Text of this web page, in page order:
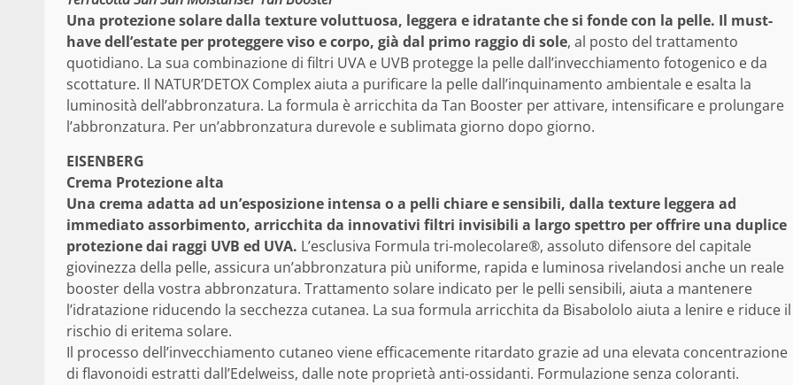
Una protezione solare dalla texture voluttuosa, leggera e idratante che si fonde con la pelle. Il must-
have dell’estate per proteggere viso e corpo, già dal primo raggio di sole, al posto del trattamento
quotidiano. La sua combinazione di filtri UVA e UVB protegge la pelle dall’invecchiamento fotogenico e da
scottature. Il NATUR’DETOX Complex aiuta a purificare la pelle dall’inquinamento ambientale e esalta la
luminosità dell’abbronzatura. La formula è arricchita da Tan Booster per attivare, intensificare e prolungare
l’abbronzatura. Per un’abbronzatura durevole e sublimata giorno dopo giorno.
EISENBERG
Crema Protezione alta
Una crema adatta ad un’esposizione intensa o a pelli chiare e sensibili, dalla texture leggera ad
immediato assorbimento, arricchita da innovativi filtri invisibili a largo spettro per offrire una duplice
protezione dai raggi UVB ed UVA. L’esclusiva Formula tri-molecolare®, assoluto difensore del capitale
giovinezza della pelle, assicura un’abbronzatura più uniforme, rapida e luminosa rivelandosi anche un reale
booster della vostra abbronzatura. Trattamento solare indicato per le pelli sensibili, aiuta a mantenere
l’idratazione riducendo la secchezza cutanea. La sua formula arricchita da Bisabololo aiuta a lenire e riduce il
rischio di eritema solare.
Il processo dell’invecchiamento cutaneo viene efficacemente ritardato grazie ad una elevata concentrazione
di flavonoidi estratti dall’Edelweiss, dalle note proprietà anti-ossidanti. Formulazione senza coloranti.